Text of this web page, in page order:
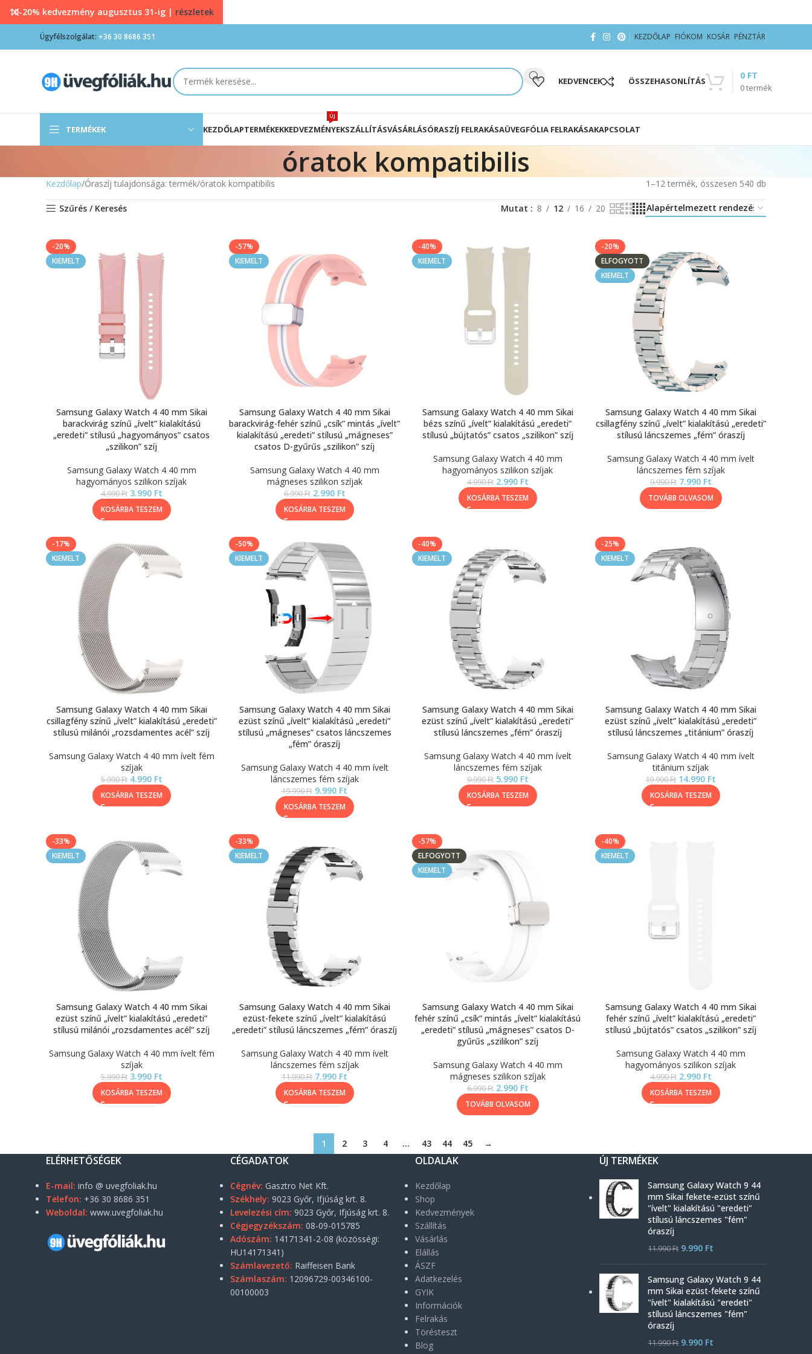
Ügyfélszolgálat: +36 30 8686 351 KEZDŐLAP FIÓKOM KOSÁR PÉNZTÁR
KEDVENCEK ÖSSZEHASONLÍTÁS
0termék
0 FT
TERMÉKEK KEZDŐLAPTERMÉKEKKEDVEZMÉNYEK
ÚJ
SZÁLLÍTÁSVÁSÁRLÁSÓRASZÍJ FELRAKÁSAÜVEGFÓLIA FELRAKÁSAKAPCSOLAT
óratok kompatibilis
Kezdőlap Óraszíj tulajdonsága: termék óratok kompatibilis 1–12 termék, összesen 540 db
Szűrés / Keresés Mutat 8 12 16 20
-20%
KIEMELT
Samsung Galaxy Watch 4 40 mm Sikai
barackvirág színű „ívelt” kialakítású
„eredeti” stílusú „hagyományos” csatos
„szilikon” szíj
Samsung Galaxy Watch 4 40 mm
hagyományos szilikon szíjak
4.990Ft 3.990 Ft
KOSÁRBA TESZEM
-57%
KIEMELT
Samsung Galaxy Watch 4 40 mm Sikai
barackvirág-fehér színű „csík” mintás „ívelt”
kialakítású „eredeti” stílusú „mágneses”
csatos D-gyűrűs „szilikon” szíj
Samsung Galaxy Watch 4 40 mm
mágneses szilikon szíjak
6.990Ft 2.990 Ft
KOSÁRBA TESZEM
-40%
KIEMELT
Samsung Galaxy Watch 4 40 mm Sikai
bézs színű „ívelt” kialakítású „eredeti”
stílusú „bújtatós” csatos „szilikon” szíj
Samsung Galaxy Watch 4 40 mm
hagyományos szilikon szíjak
4.990Ft 2.990 Ft
KOSÁRBA TESZEM
-20%
ELFOGYOTT
KIEMELT
Samsung Galaxy Watch 4 40 mm Sikai
csillagfény színű „ívelt” kialakítású „eredeti”
stílusú láncszemes „fém” óraszíj
Samsung Galaxy Watch 4 40 mm ívelt
láncszemes fém szíjak
9.990Ft 7.990 Ft
TOVÁBB OLVASOM
-17%
KIEMELT
Samsung Galaxy Watch 4 40 mm Sikai
csillagfény színű „ívelt” kialakítású „eredeti”
stílusú milánói „rozsdamentes acél” szíj
Samsung Galaxy Watch 4 40 mm ívelt fém
szíjak
5.990Ft 4.990 Ft
KOSÁRBA TESZEM
-50%
KIEMELT
Samsung Galaxy Watch 4 40 mm Sikai
ezüst színű „ívelt” kialakítású „eredeti”
stílusú „mágneses” csatos láncszemes
„fém” óraszíj
Samsung Galaxy Watch 4 40 mm ívelt
láncszemes fém szíjak
19.990Ft 9.990 Ft
KOSÁRBA TESZEM
-40%
KIEMELT
Samsung Galaxy Watch 4 40 mm Sikai
ezüst színű „ívelt” kialakítású „eredeti”
stílusú láncszemes „fém” óraszíj
Samsung Galaxy Watch 4 40 mm ívelt
láncszemes fém szíjak
9.990Ft 5.990 Ft
KOSÁRBA TESZEM
-25%
KIEMELT
Samsung Galaxy Watch 4 40 mm Sikai
ezüst színű „ívelt” kialakítású „eredeti”
stílusú láncszemes „titánium” óraszíj
Samsung Galaxy Watch 4 40 mm ívelt
titánium szíjak
19.990Ft 14.990 Ft
KOSÁRBA TESZEM
-33%
KIEMELT
Samsung Galaxy Watch 4 40 mm Sikai
ezüst színű „ívelt” kialakítású „eredeti”
stílusú milánói „rozsdamentes acél” szíj
Samsung Galaxy Watch 4 40 mm ívelt fém
szíjak
5.990Ft 3.990 Ft
KOSÁRBA TESZEM
-33%
KIEMELT
Samsung Galaxy Watch 4 40 mm Sikai
ezüst-fekete színű „ívelt” kialakítású
„eredeti” stílusú láncszemes „fém” óraszíj
Samsung Galaxy Watch 4 40 mm ívelt
láncszemes fém szíjak
11.990Ft 7.990 Ft
KOSÁRBA TESZEM
-57%
ELFOGYOTT
KIEMELT
Samsung Galaxy Watch 4 40 mm Sikai
fehér színű „csík” mintás „ívelt” kialakítású
„eredeti” stílusú „mágneses” csatos D-
gyűrűs „szilikon” szíj
Samsung Galaxy Watch 4 40 mm
mágneses szilikon szíjak
6.990Ft 2.990 Ft
TOVÁBB OLVASOM
-40%
KIEMELT
Samsung Galaxy Watch 4 40 mm Sikai
fehér színű „ívelt” kialakítású „eredeti”
stílusú „bújtatós” csatos „szilikon” szíj
Samsung Galaxy Watch 4 40 mm
hagyományos szilikon szíjak
4.990Ft 2.990 Ft
KOSÁRBA TESZEM
1 2 3 4 … 43 44 45 →
ELÉRHETŐSÉGEK
E-mail: info @ uvegfoliak.hu
Telefon: +36 30 8686 351
Weboldal: www.uvegfoliak.hu
CÉGADATOK
Cégnév: Gasztro Net Kft.
Székhely: 9023 Győr, Ifjúság krt. 8.
Levelezési cím: 9023 Győr, Ifjúság krt. 8.
Cégjegyzékszám: 08-09-015785
Adószám: 14171341-2-08 (közösségi:
HU14171341)
Számlavezető: Raiffeisen Bank
Számlaszám: 12096729-00346100-
00100003
OLDALAK
Kezdőlap
Shop
Kedvezmények
Szállítás
Vásárlás
Elállás
ÁSZF
Adatkezelés
GYIK
Információk
Felrakás
Törésteszt
Blog
ÚJ TERMÉKEK
Samsung Galaxy Watch 9 44
mm Sikai fekete-ezüst színű
"ívelt" kialakítású "eredeti"
stílusú láncszemes "fém"
óraszíj
11.990Ft 9.990 Ft
Samsung Galaxy Watch 9 44
mm Sikai ezüst-fekete színű
"ívelt" kialakítású "eredeti"
stílusú láncszemes "fém"
óraszíj
11.990Ft 9.990 Ft
10-20% kedvezmény augusztus 31-ig | részletek